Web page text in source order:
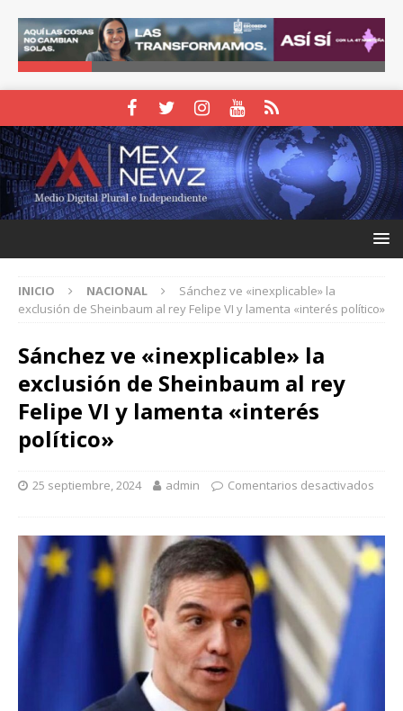
INICIO NACIONAL
Sánchez ve «inexplicable» la
exclusión de Sheinbaum al rey Felipe VI y lamenta «interés político»
Sánchez ve «inexplicable» la
exclusión de Sheinbaum al rey
Felipe VI y lamenta «interés
político»
25 septiembre, 2024 admin Comentarios desactivados